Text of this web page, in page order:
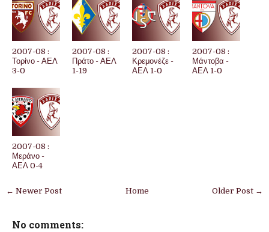
2007-08 :
Τορίνο - ΑΕΛ
3-0
2007-08 :
Πράτο - ΑΕΛ
1-19
2007-08 :
Κρεμονέζε -
ΑΕΛ 1-0
2007-08 :
Μάντοβα -
ΑΕΛ 1-0
2007-08 :
Μεράνο -
ΑΕΛ 0-4
← Newer Post Older Post →
Home
No comments: